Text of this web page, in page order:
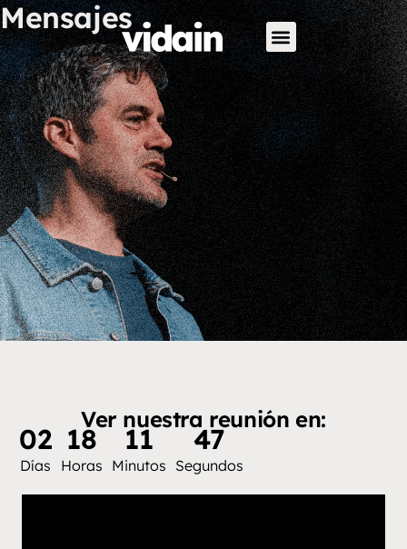
Mensajes
Ver nuestra reunión en:
02
Días
18
Horas
11
Minutos
46
Segundos